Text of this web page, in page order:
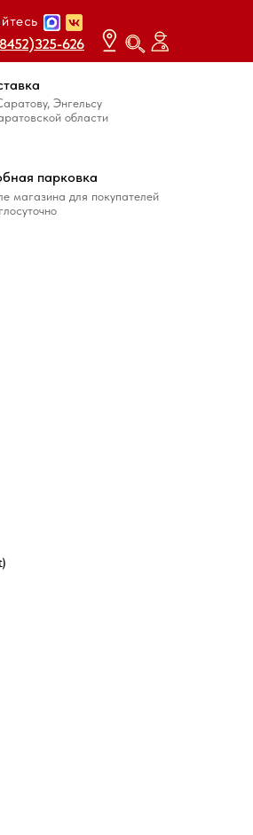
626
626
магазина для покупателей
парковка
Энгельсу
области